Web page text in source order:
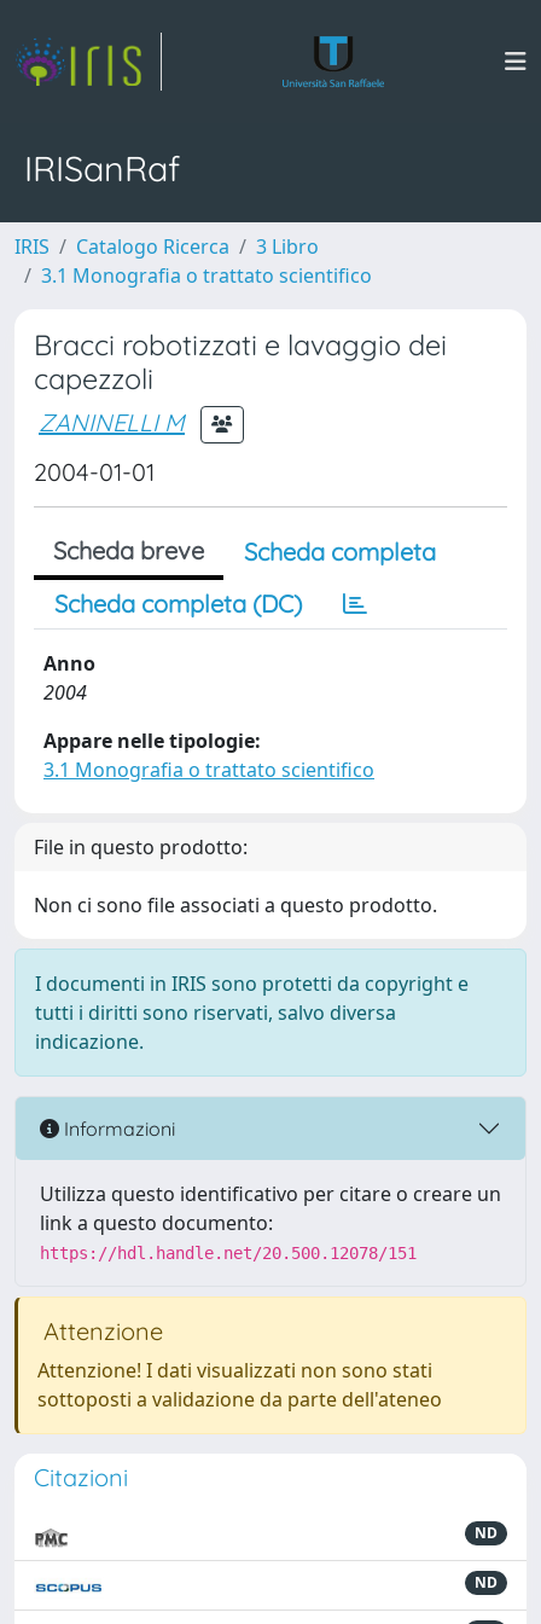
IRISanRaf
IRIS Catalogo Ricerca
3 Libro
3.1 Monografia o trattato scientifico
Bracci robotizzati e lavaggio dei
capezzoli
ZANINELLI M
2004-01-01
Scheda breve
Scheda completa
Scheda completa (DC)
Anno
2004
Appare nelle tipologie:
3.1 Monografia o trattato scientifico
File in questo prodotto:
Non ci sono file associati a questo prodotto.
I documenti in IRIS sono protetti da copyright e
tutti i diritti sono riservati, salvo diversa
indicazione.
Informazioni
Utilizza questo identificativo per citare o creare un
link a questo documento:
https://hdl.handle.net/20.500.12078/151
Attenzione
Attenzione! I dati visualizzati non sono stati
sottoposti a validazione da parte dell'ateneo
Citazioni
ND
ND